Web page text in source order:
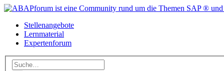
Stellenangebote
Lernmaterial
Expertenforum